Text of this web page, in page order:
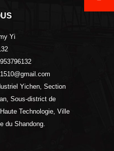
Yi
Yichen, Section
Sous-district de
Technologie, Ville
du Shandong.